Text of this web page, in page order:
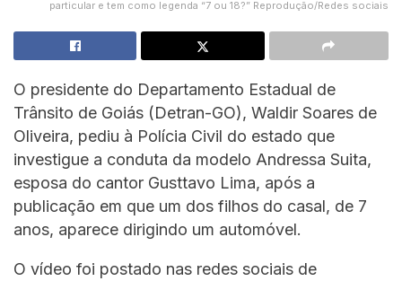
particular e tem como legenda “7 ou 18?” Reprodução/Redes sociais
O presidente do Departamento Estadual de
Trânsito de Goiás (Detran-GO), Waldir Soares de
Oliveira, pediu à Polícia Civil do estado que
investigue a conduta da modelo Andressa Suita,
esposa do cantor Gusttavo Lima, após a
publicação em que um dos filhos do casal, de 7
anos, aparece dirigindo um automóvel.
O vídeo foi postado nas redes sociais de